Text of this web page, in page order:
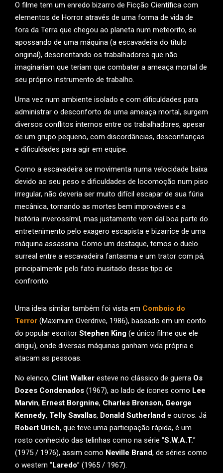
O filme tem um enredo bizarro de Ficção Científica com
elementos de Horror através de uma forma de vida de
fora da Terra que chegou ao planeta num meteorito, se
apossando de uma máquina (a escavadeira do título
original), desorientando os trabalhadores que não
imaginariam que teriam que combater a ameaça mortal de
seu próprio instrumento de trabalho.
Uma vez num ambiente isolado e com dificuldades para
administrar o desconforto de uma ameaça mortal, surgem
diversos conflitos internos entre os trabalhadores, apesar
de um grupo pequeno, com discordâncias, desconfianças
e dificuldades para agir em equipe.
Como a escavadeira se movimenta numa velocidade baixa
devido ao seu peso e dificuldades de locomoção num piso
irregular, não deveria ser muito difícil escapar de sua fúria
mecânica, tornando as mortes bem improváveis e a
história inverossímil, mas justamente vem daí boa parte do
entretenimento pelo exagero escapista e bizarrice de uma
máquina assassina. Como um destaque, temos o duelo
surreal entre a escavadeira fantasma e um trator com pá,
principalmente pelo fato inusitado desse tipo de
confronto.
Uma ideia similar também foi vista em Comboio do
Terror (Maximum Overdrive, 1986), baseado em um conto
do popular escritor Stephen King (e único filme que ele
dirigiu), onde diversas máquinas ganham vida própria e
atacam as pessoas.
No elenco, Clint Walker esteve no clássico de guerra Os
Dozes Condenados (1967), ao lado de ícones como Lee
Marvin, Ernest Borgnine, Charles Bronson, George
Kennedy, Telly Savallas, Donald Sutherland e outros. Já
Robert Urich, que teve uma participação rápida, é um
rosto conhecido das telinhas como na série “S.W.A.T.”
(1975 / 1976), assim como Neville Brand, de séries como
o western “Laredo” (1965 / 1967).